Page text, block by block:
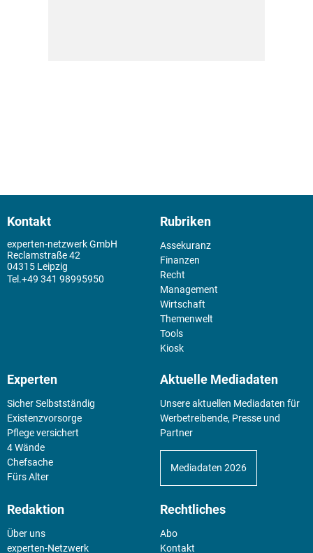
Kontakt
experten-netzwerk GmbH
Reclamstraße 42
04315 Leipzig
+49 341 98995950
Rubriken
Assekuranz
Finanzen
Recht
Management
Wirtschaft
Themenwelt
Tools
Kiosk
Experten
Sicher Selbstständig
Existenz­vorsorge
Pflege versichert
4 Wände
Chefsache
Fürs Alter
Aktuelle Mediadaten
Unsere aktuellen Mediadaten für
Werbetreibende, Presse und
Partner
Mediadaten 2026
Redaktion
Über uns
experten-Netzwerk
Rechtliches
Abo
Kontakt